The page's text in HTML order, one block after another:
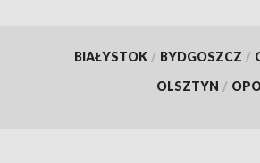
BIAŁYSTOK / BYDGOSZCZ /
OLSZTYN /